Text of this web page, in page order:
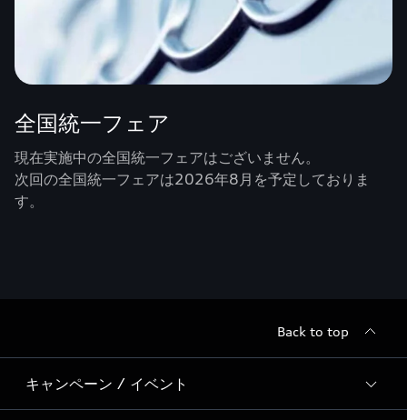
全国統一フェア
現在実施中の全国統一フェアはございません。
次回の全国統一フェアは2026年8月を予定しておりま
す。
Back to top
キャンペーン / イベント